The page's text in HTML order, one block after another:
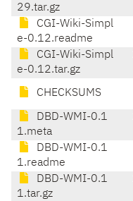
29.tar.gz
CGI-Wiki-Simpl
e-0.12.readme
CGI-Wiki-Simpl
e-0.12.tar.gz
CHECKSUMS
DBD-WMI-0.1
1.meta
DBD-WMI-0.1
1.readme
DBD-WMI-0.1
1.tar.gz